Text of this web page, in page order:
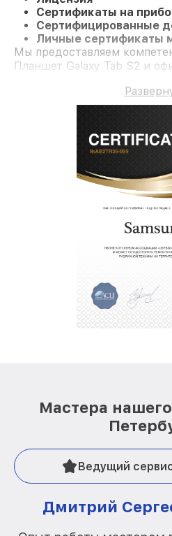
Сертификаты на
Сертифицированные
Личные сертификаты
Мы предоставляем
Планшет Galaxy Tab S2 и
Мастера
Ведущий
Дмитрий